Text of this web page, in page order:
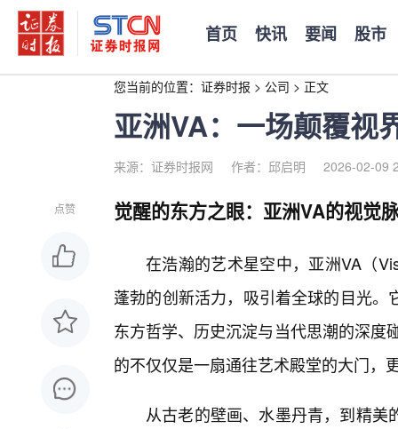
首页 快讯 要闻 股市
您当前的位置： 证券时报 > 公司 > 正文
亚洲VA：一场颠覆视
来源：证券时报网 作者：邱启明 2026-02-09
点赞 觉醒的东方之眼：亚洲VA的视觉
在浩瀚的艺术星空中，亚洲VA（
蓬勃的创新活力，吸引着全球的目光
东方哲学、历史沉淀与当代思潮的深度
的不仅仅是一扇通往艺术殿堂的大门，
从古老的壁画、水墨丹青，到精